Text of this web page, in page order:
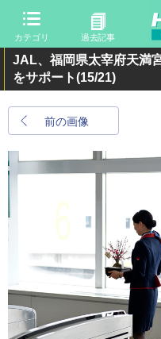
カテゴリ 過去記事
JAL、福岡県太宰府天満
をサポート(15/21)
前の画像